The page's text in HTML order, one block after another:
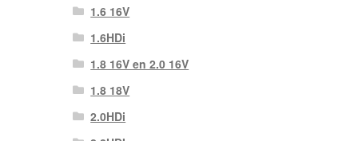
1.6 16V
1.6HDi
1.8 16V en 2.0 16V
1.8 18V
2.0HDi